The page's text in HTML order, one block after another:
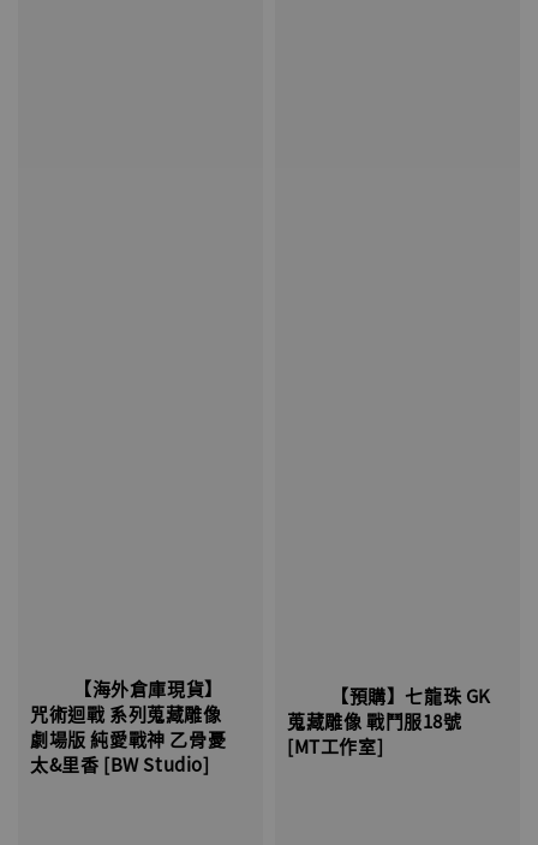
咒術迴戰 系列蒐藏雕像
劇場版 純愛戰神 乙骨憂
太&里香 [BW Studio]
蒐藏雕像 戰鬥服18號
[MT工作室]